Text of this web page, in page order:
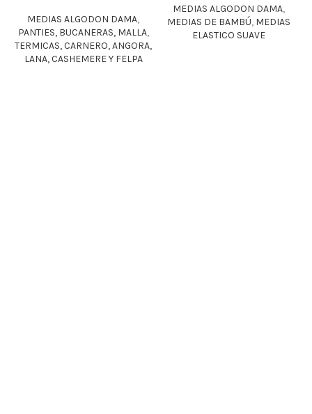
MEDIAS ALGODON DAMA,
PANTIES, BUCANERAS, MALLA,
TERMICAS, CARNERO, ANGORA,
LANA, CASHEMERE Y FELPA
MEDIAS ALGODON DAMA,
MEDIAS DE BAMBÚ, MEDIAS
ELASTICO SUAVE